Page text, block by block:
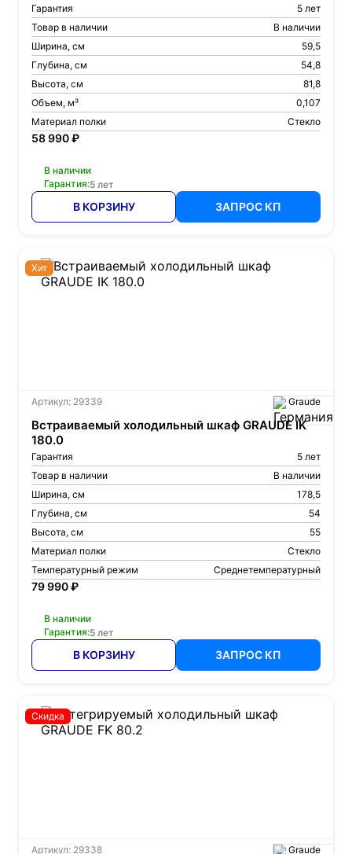
Гарантия
5 лет
Товар в наличии
В наличии
Ширина, см
59,5
Глубина, см
54,8
Высота, см
81,8
Объем, м³
0,107
Материал полки
Стекло
58 990 ₽
В наличии
Гарантия:5 лет
В КОРЗИНУ ЗАПРОС КП
Артикул: 29339 Graude
Встраиваемый холодильный шкаф GRAUDE IK
180.0
Гарантия
5 лет
Товар в наличии
В наличии
Ширина, см
178,5
Глубина, см
54
Высота, см
55
Материал полки
Стекло
Температурный режим
Среднетемпературный
Хит
79 990 ₽
В наличии
Гарантия:5 лет
В КОРЗИНУ ЗАПРОС КП
Артикул: 29338 Graude
Скидка